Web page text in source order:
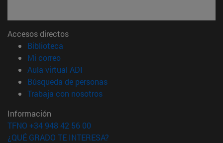
Accesos directos
Biblioteca
Mi correo(abre en nueva ventana)
Aula virtual ADI
Búsqueda de personas(abre en nueva ventana)
Trabaja con nosotros(abre en nueva ventana)
Información
TFNO +34 948 42 56 00
¿QUÉ GRADO TE INTERESA?